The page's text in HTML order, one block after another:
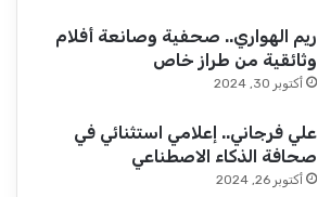
ريم الهواري.. صحفية وصانعة أفلام
وثائقية من طراز خاص
أكتوبر 30, 2024
علي فرجاني.. إعلامي استثنائي في
صحافة الذكاء الاصطناعي
أكتوبر 26, 2024